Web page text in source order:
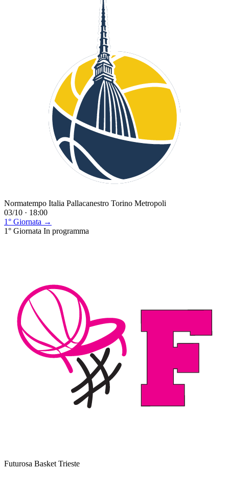
Normatempo Italia Pallacanestro Torino Metropoli
03/10 · 18:00
1° Giornata →
1° Giornata In programma
Futurosa Basket Trieste